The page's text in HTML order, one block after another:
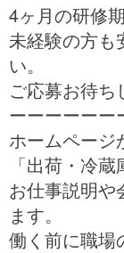
4ヶ月の研修
未経験の方も
い。
ご応募お待ち
ーーーーーー
ホームページ
「出荷・冷
お仕事説明や
ます。
働く前に職場